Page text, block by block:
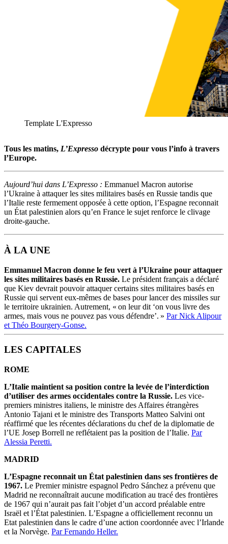
Template L'Expresso
Tous les matins, L’Expresso décrypte pour vous l’info à travers
l’Europe.
Aujourd’hui dans L’Expresso : Emmanuel Macron autorise
l’Ukraine à attaquer les sites militaires basés en Russie tandis que
l’Italie reste fermement opposée à cette option, l’Espagne reconnait
un État palestinien alors qu’en France le sujet renforce le clivage
droite-gauche.
À LA UNE
Emmanuel Macron donne le feu vert à l’Ukraine pour attaquer
les sites militaires basés en Russie. Le président français a déclaré
que Kiev devrait pouvoir attaquer certains sites militaires basés en
Russie qui servent eux-mêmes de bases pour lancer des missiles sur
le territoire ukrainien. Autrement, « on leur dit ‘on vous livre des
armes, mais vous ne pouvez pas vous défendre’. » Par Nick Alipour
et Théo Bourgery-Gonse.
LES CAPITALES
ROME
L’Italie maintient sa position contre la levée de l’interdiction
d’utiliser des armes occidentales contre la Russie. Les vice-
premiers ministres italiens, le ministre des Affaires étrangères
Antonio Tajani et le ministre des Transports Matteo Salvini ont
réaffirmé que les récentes déclarations du chef de la diplomatie de
l’UE Josep Borrell ne reflétaient pas la position de l’Italie. Par
Alessia Peretti.
MADRID
L’Espagne reconnait un État palestinien dans ses frontières de
1967. Le Premier ministre espagnol Pedro Sánchez a prévenu que
Madrid ne reconnaîtrait aucune modification au tracé des frontières
de 1967 qui n’aurait pas fait l’objet d’un accord préalable entre
Israël et l’État palestinien. L’Espagne a officiellement reconnu un
Etat palestinien dans le cadre d’une action coordonnée avec l’Irlande
et la Norvège. Par Fernando Heller.